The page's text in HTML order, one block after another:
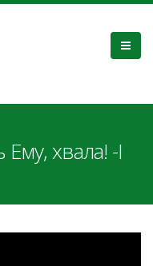
хвала! -I